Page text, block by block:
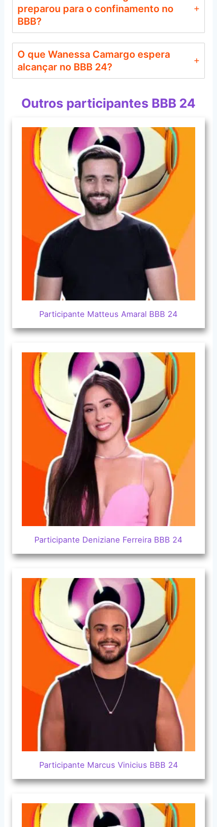
preparou para o confinamento no
BBB?
O que Wanessa Camargo espera
alcançar no BBB 24?
Outros participantes BBB 24
Participante Matteus Amaral BBB 24
Participante Deniziane Ferreira BBB 24
Participante Marcus Vinicius BBB 24